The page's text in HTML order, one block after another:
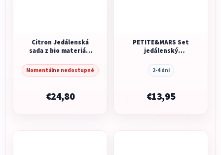
Citron Jedálenská
sada z bio materiálu
Momentálne nedostupné
€24,80
PETITE&MARS Set
jedálenský
TAKE&MATCH 2 ks
miska + príbor
2-4 dni
€13,95